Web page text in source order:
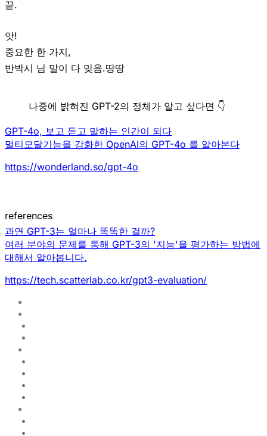
중요한 한 가지,
반박시 님 말이 다 맞음.땅땅
멀티모달기능을 강화한 OpenAI의 GPT-4o 를 알아본다
과연 GPT-3는 얼마나 똑똑한 걸까?
여러 분야의 문제를 통해 GPT-3의 '지능'을 평가하는 방법에
대해서 알아봅니다.